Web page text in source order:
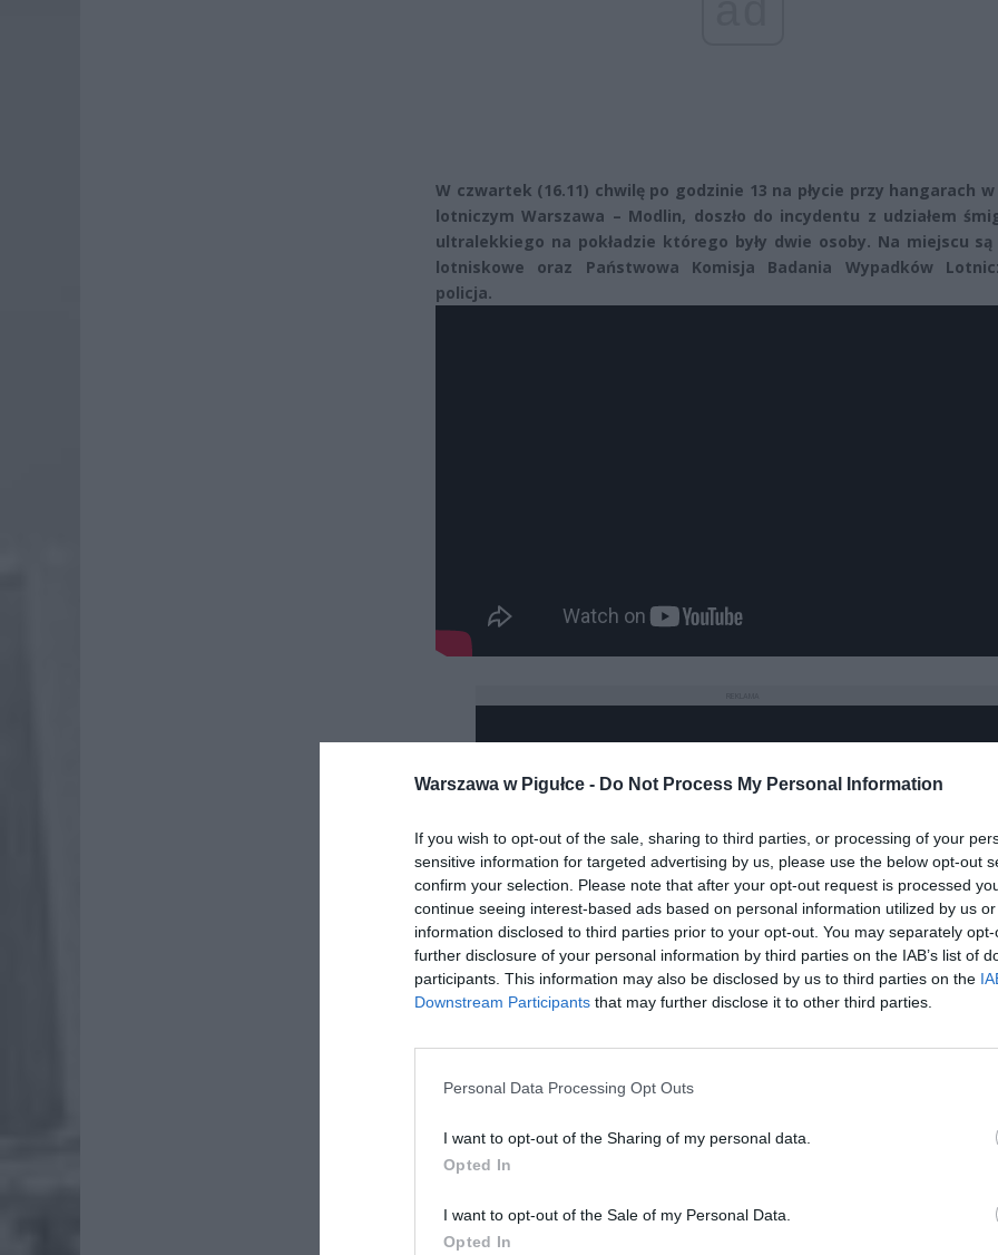
Warszawa w Pigułce - Do Not Process My Personal Information
If you wish to opt-out of the sale, sharing to third parties, or processing of your
sensitive information for targeted advertising by us, please use the below opt-out
confirm your selection. Please note that after your opt-out request is processed
continue seeing interest-based ads based on personal information utilized by us
information disclosed to third parties prior to your opt-out. You may separately
further disclosure of your personal information by third parties on the IAB’s list of
participants. This information may also be disclosed by us to third parties on the
Downstream Participants that may further disclose it to other third parties.
Personal Data Processing Opt Outs
I want to opt-out of the Sharing of my personal data.
Opted In
I want to opt-out of the Sale of my Personal Data.
Opted In
W czwartek (16.11) chwilę po godzinie 13 na płycie przy hangarach
lotniczym Warszawa – Modlin, doszło do incydentu z udziałem
ultralekkiego na pokładzie którego były dwie osoby. Na miejscu są
lotniskowe oraz Państwowa Komisja Badania Wypadków
policja.
Play
ad